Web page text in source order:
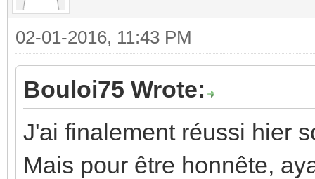
02-01-2016, 11:43 PM
Bouloi75 Wrote:
J'ai finalement réussi hier
Mais pour être honnête,